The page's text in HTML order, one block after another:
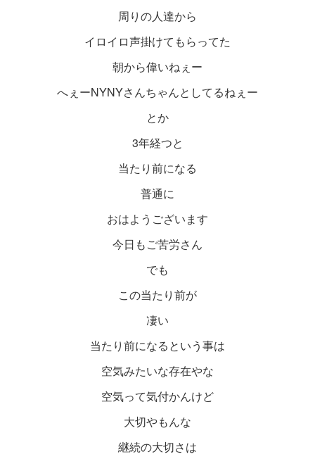
周りの人達から
イロイロ声掛けてもらってた
朝から偉いねぇー
へぇーNYNYさんちゃんとしてるねぇー
とか
3年経つと
当たり前になる
普通に
おはようございます
今日もご苦労さん
でも
この当たり前が
凄い
当たり前になるという事は
空気みたいな存在やな
空気って気付かんけど
大切やもんな
継続の大切さは